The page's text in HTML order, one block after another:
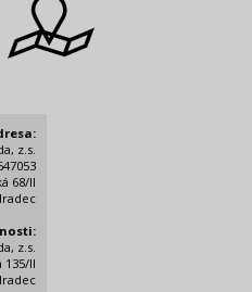
z.s.
68/II
z.s.
135/II